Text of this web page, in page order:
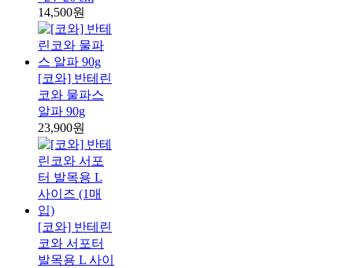
14,500원
[코와] 반테린
코와 물파스
알파 90g
23,900원
[코와] 반테린
코와 서포터
발목용 L 사이